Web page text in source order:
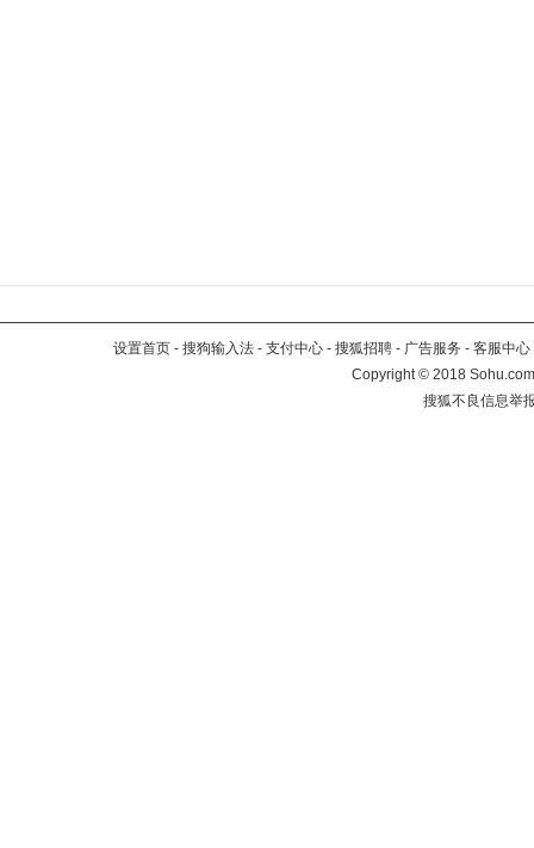
设置首页 - 搜狗输入法 - 支付中心 - 搜狐招聘 - 广告服务 - 客服中心
Copyright©2018
搜狐不良信息举